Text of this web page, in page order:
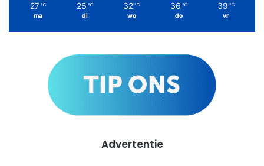
27 ℃
ma
26 ℃
di
32 ℃
wo
36 ℃
do
39 ℃
vr
Advertentie